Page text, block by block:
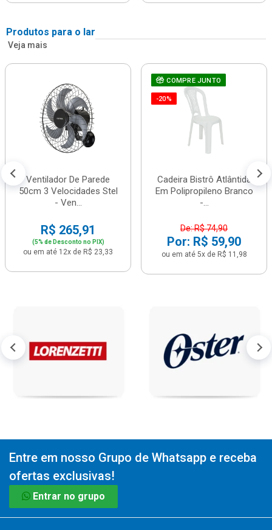
Produtos para o lar
Veja mais
Ventilador De Parede
50cm 3 Velocidades Stel
- Ven...
R$ 265,91
(5% de Desconto no PIX)
ou em até 12x de R$ 23,33
COMPRE JUNTO
-20%
Cadeira Bistrô Atlântida
Em Polipropileno Branco
-...
De: R$ 74,90
Por: R$ 59,90
ou em até 5x de R$ 11,98
Entre em nosso Grupo de Whatsapp e receba
ofertas exclusivas!
Entrar no grupo